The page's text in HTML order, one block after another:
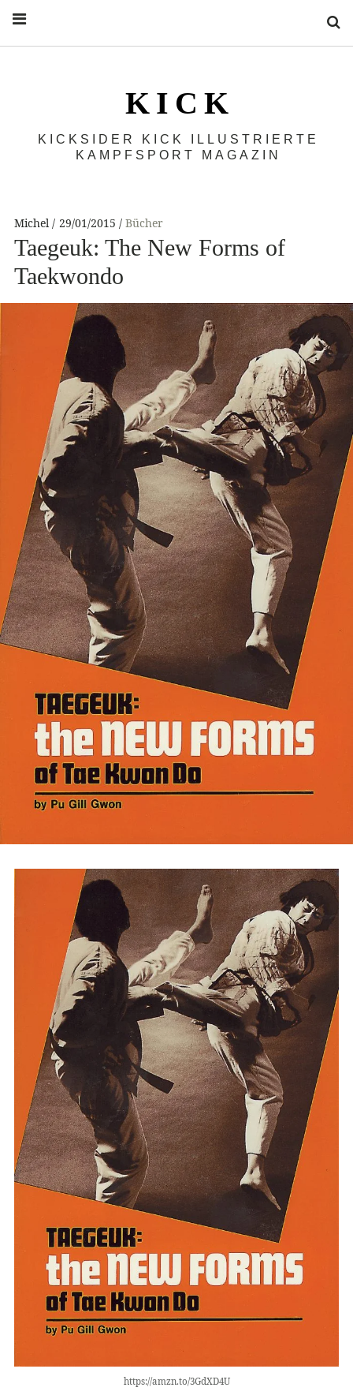
K I C K
KICKSIDER KICK ILLUSTRIERTE
KAMPFSPORT MAGAZIN
Michel 29/01/2015 Bücher
Taegeuk: The New Forms of
Taekwondo
https://amzn.to/3GdXD4U